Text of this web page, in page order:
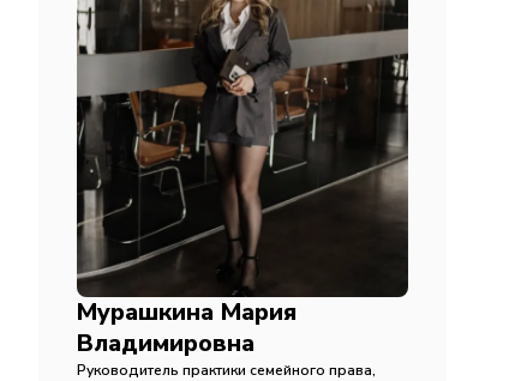
Мурашкина Мария
Владимировна
Руководитель практики семейного права,